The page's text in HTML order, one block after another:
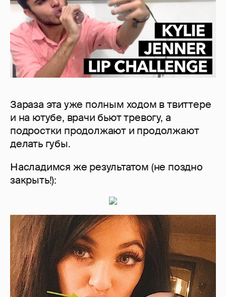
Зараза эта уже полным ходом в твиттере
и на ютубе, врачи бьют тревогу, а
подростки продолжают и продолжают
делать губы.
Насладимся же результатом (не поздно
закрыть!):